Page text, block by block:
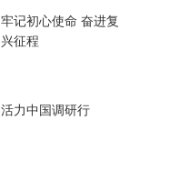
牢记初心使命 奋进复
兴征程
活力中国调研行